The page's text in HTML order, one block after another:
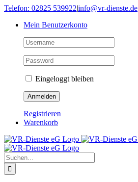
Skip
content
Telefon: 02825 539922|info@vr-dienste.de
Mein Benutzerkonto
Eingeloggt bleiben
Registrieren
Warenkorb
Suche
nach: